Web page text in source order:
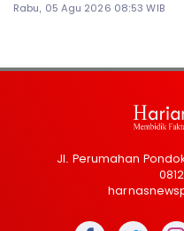
Rabu, 05 Agu 2026 08:53 WIB
Jl. Perumahan